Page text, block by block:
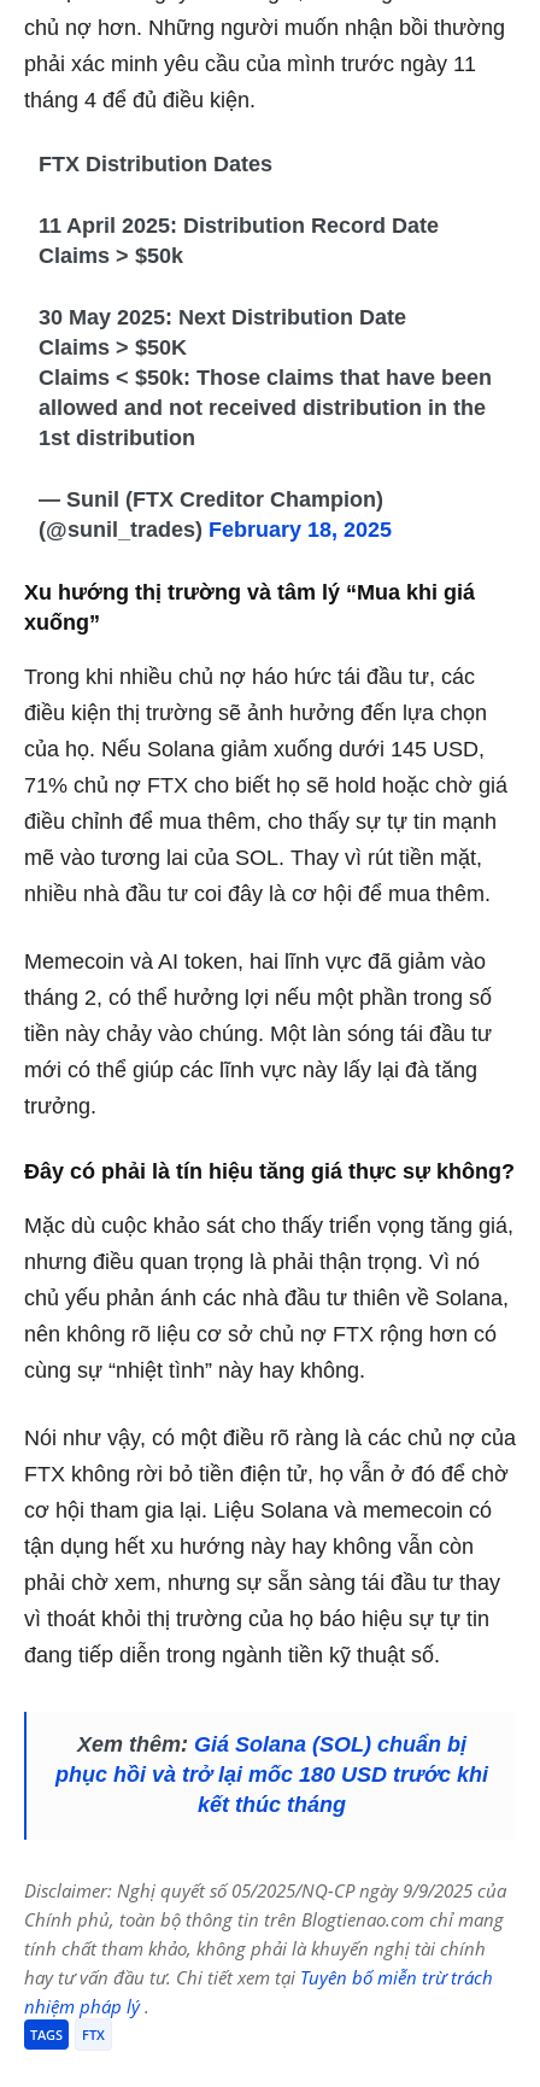
chủ nợ hơn. Những người muốn nhận bồi thường
phải xác minh yêu cầu của mình trước ngày 11
tháng 4 để đủ điều kiện.
FTX Distribution Dates
11 April 2025: Distribution Record Date
Claims > $50k
30 May 2025: Next Distribution Date
Claims > $50K
Claims < $50k: Those claims that have been
allowed and not received distribution in the
1st distribution
— Sunil (FTX Creditor Champion)
(@sunil_trades) February 18, 2025
Xu hướng thị trường và tâm lý “Mua khi giá
xuống”
Trong khi nhiều chủ nợ háo hức tái đầu tư, các
điều kiện thị trường sẽ ảnh hưởng đến lựa chọn
của họ. Nếu Solana giảm xuống dưới 145 USD,
71% chủ nợ FTX cho biết họ sẽ hold hoặc chờ giá
điều chỉnh để mua thêm, cho thấy sự tự tin mạnh
mẽ vào tương lai của SOL. Thay vì rút tiền mặt,
nhiều nhà đầu tư coi đây là cơ hội để mua thêm.
Memecoin và AI token, hai lĩnh vực đã giảm vào
tháng 2, có thể hưởng lợi nếu một phần trong số
tiền này chảy vào chúng. Một làn sóng tái đầu tư
mới có thể giúp các lĩnh vực này lấy lại đà tăng
trưởng.
Đây có phải là tín hiệu tăng giá thực sự không?
Mặc dù cuộc khảo sát cho thấy triển vọng tăng giá,
nhưng điều quan trọng là phải thận trọng. Vì nó
chủ yếu phản ánh các nhà đầu tư thiên về Solana,
nên không rõ liệu cơ sở chủ nợ FTX rộng hơn có
cùng sự “nhiệt tình” này hay không.
Nói như vậy, có một điều rõ ràng là các chủ nợ của
FTX không rời bỏ tiền điện tử, họ vẫn ở đó để chờ
cơ hội tham gia lại. Liệu Solana và memecoin có
tận dụng hết xu hướng này hay không vẫn còn
phải chờ xem, nhưng sự sẵn sàng tái đầu tư thay
vì thoát khỏi thị trường của họ báo hiệu sự tự tin
đang tiếp diễn trong ngành tiền kỹ thuật số.
Xem thêm: Giá Solana (SOL) chuẩn bị
phục hồi và trở lại mốc 180 USD trước khi
kết thúc tháng
Disclaimer: Nghị quyết số 05/2025/NQ-CP ngày 9/9/2025 của
Chính phủ, toàn bộ thông tin trên Blogtienao.com chỉ mang
tính chất tham khảo, không phải là khuyến nghị tài chính
hay tư vấn đầu tư. Chi tiết xem tại Tuyên bố miễn trừ trách
nhiệm pháp lý.
TAGS FTX